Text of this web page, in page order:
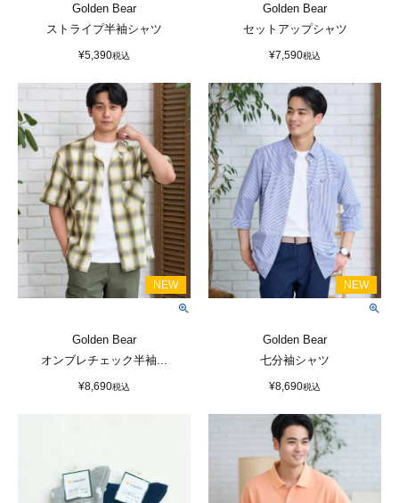
Golden Bear
ストライプ半袖シャツ
¥5,390税込
Golden Bear
セットアップシャツ
¥7,590税込
Golden Bear
オンブレチェック半袖...
¥8,690税込
Golden Bear
七分袖シャツ
¥8,690税込